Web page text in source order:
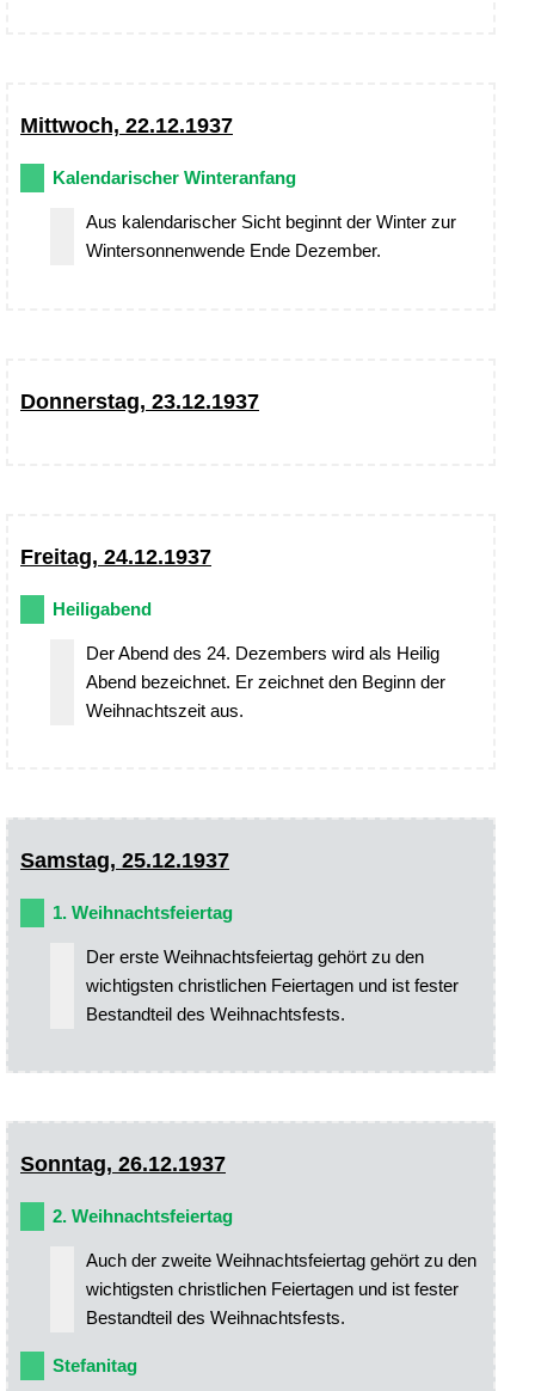
Mittwoch, 22.12.1937
Kalendarischer Winteranfang
Aus kalendarischer Sicht beginnt der Winter zur
Wintersonnenwende Ende Dezember.
Donnerstag, 23.12.1937
Freitag, 24.12.1937
Heiligabend
Der Abend des 24. Dezembers wird als Heilig
Abend bezeichnet. Er zeichnet den Beginn der
Weihnachtszeit aus.
Samstag, 25.12.1937
1. Weihnachtsfeiertag
Der erste Weihnachtsfeiertag gehört zu den
wichtigsten christlichen Feiertagen und ist fester
Bestandteil des Weihnachtsfests.
Sonntag, 26.12.1937
2. Weihnachtsfeiertag
Auch der zweite Weihnachtsfeiertag gehört zu den
wichtigsten christlichen Feiertagen und ist fester
Bestandteil des Weihnachtsfests.
Stefanitag